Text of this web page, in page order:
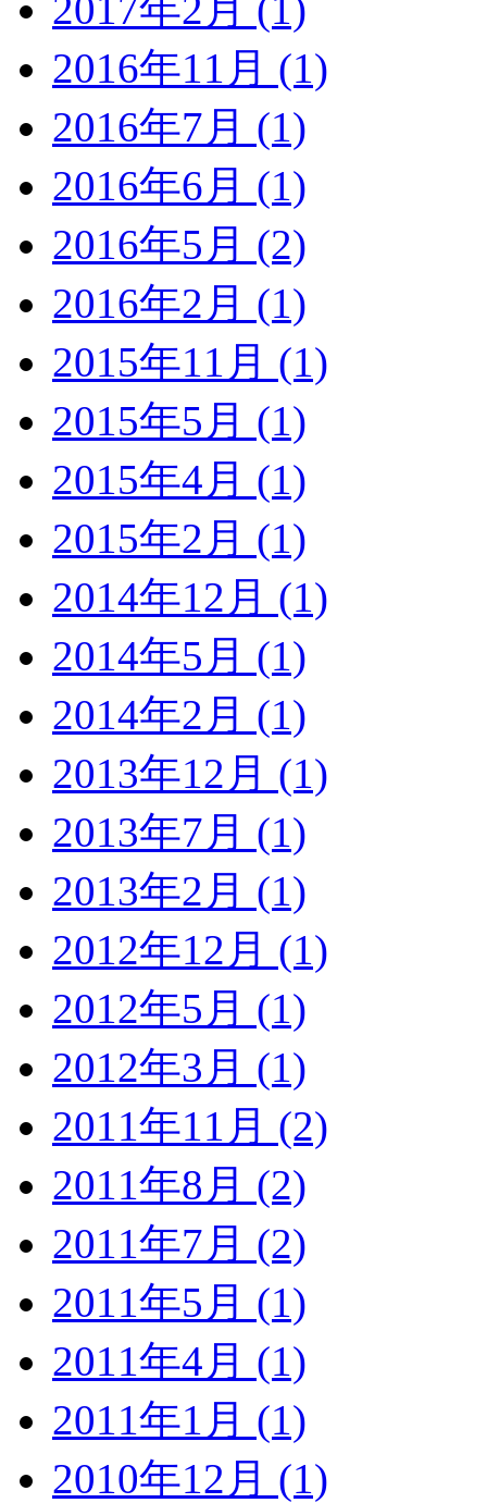
2016年11月 (1)
2016年7月 (1)
2016年6月 (1)
2016年5月 (2)
2016年2月 (1)
2015年11月 (1)
2015年5月 (1)
2015年4月 (1)
2015年2月 (1)
2014年12月 (1)
2014年5月 (1)
2014年2月 (1)
2013年12月 (1)
2013年7月 (1)
2013年2月 (1)
2012年12月 (1)
2012年5月 (1)
2012年3月 (1)
2011年11月 (2)
2011年8月 (2)
2011年7月 (2)
2011年5月 (1)
2011年4月 (1)
2011年1月 (1)
2010年12月 (1)